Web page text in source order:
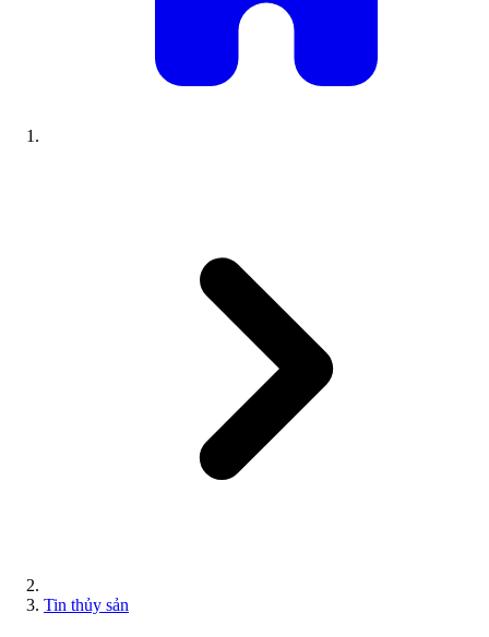
Tin thủy sản